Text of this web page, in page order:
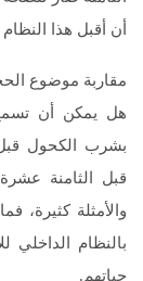
أن أقبل هذا
مقاربة موضوع
هل يمكن أن تسمح
بشرب الكحول قبل
قبل الثامنة
والأمثلة كثيرة،
بالنظام
حياتهم.